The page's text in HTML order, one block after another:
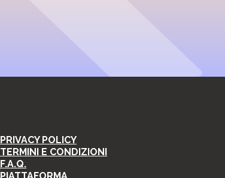
PRIVACY POLICY
TERMINI E CONDIZIONI
F.A.Q.